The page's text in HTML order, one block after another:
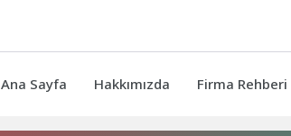
Ana Sayfa Hakkımızda Firma Rehberi